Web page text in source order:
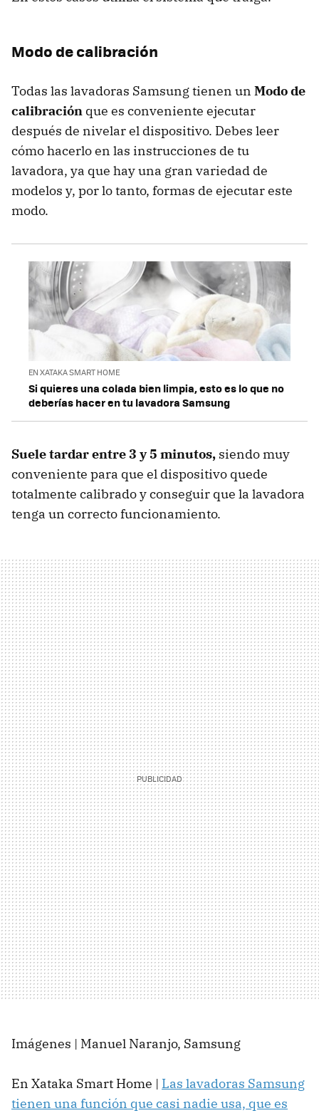
Modo de calibración
Todas las lavadoras Samsung tienen un Modo de
calibración que es conveniente ejecutar
después de nivelar el dispositivo. Debes leer
cómo hacerlo en las instrucciones de tu
lavadora, ya que hay una gran variedad de
modelos y, por lo tanto, formas de ejecutar este
modo.
EN XATAKA SMART HOME
Si quieres una colada bien limpia, esto es lo que no
deberías hacer en tu lavadora Samsung
Suele tardar entre 3 y 5 minutos, siendo muy
conveniente para que el dispositivo quede
totalmente calibrado y conseguir que la lavadora
tenga un correcto funcionamiento.
Imágenes | Manuel Naranjo, Samsung
En Xataka Smart Home | Las lavadoras Samsung
tienen una función que casi nadie usa, que es